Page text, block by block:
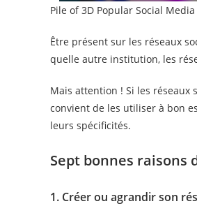
Pile of 3D Popular Social Media
Être présent sur les réseaux
quelle autre institution, les
Mais attention ! Si les
convient de les utiliser à bon
leurs spécificités.
Sept bonnes raisons
1. Créer ou agrandir son